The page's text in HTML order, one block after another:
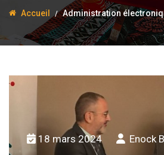
Accueil Administration
18 mars 2024 Enock